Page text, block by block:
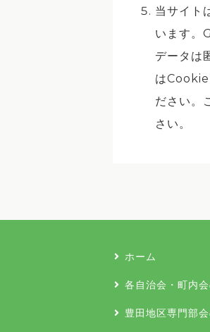
当サイト
います。
データは
はCookie
ださい。
さい。
ホーム
各自治会・町内
豊田地区専門部